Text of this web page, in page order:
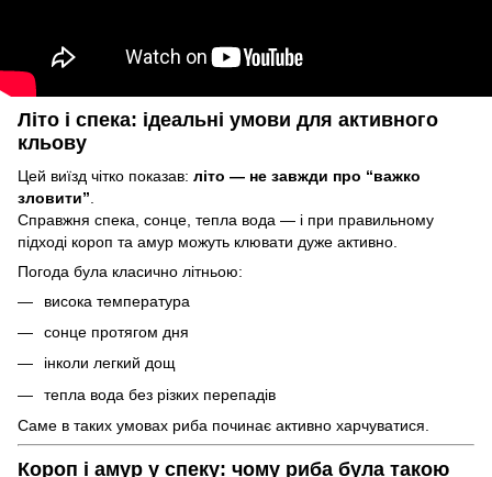
Літо і спека: ідеальні умови для активного
кльову
Цей виїзд чітко показав: літо — не завжди про “важко
зловити”
Справжня спека, сонце, тепла вода — і при правильному
підході короп та амур можуть клювати дуже активно.
Погода була класично літньою:
висока температура
сонце протягом дня
інколи легкий дощ
тепла вода без різких перепадів
Саме в таких умовах риба починає активно харчуватися.
Короп і амур у спеку: чому риба була такою